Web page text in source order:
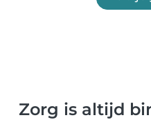
Zorg is altijd